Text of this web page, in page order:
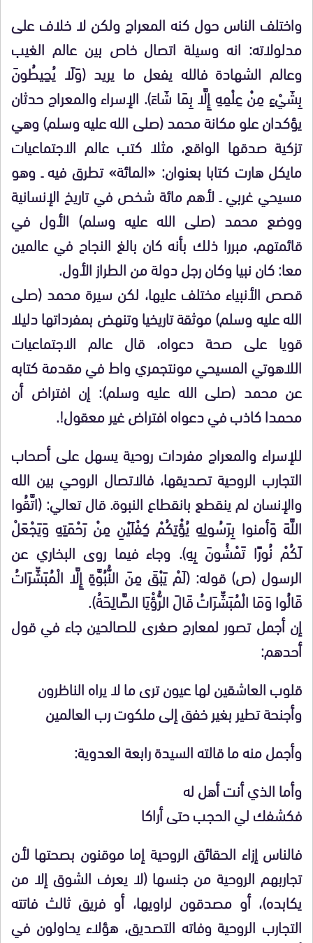
واختلف الناس حول كنه المعراج ولكن لا خلاف على
مدلولاته: انه وسيلة اتصال خاص بين عالم الغيب
وعالم الشهادة فالله يفعل ما يريد (وَلَا يُحِيطُونَ
بِشَيْءٍ مِنْ عِلْمِهِ إِلَّا بِمَا شَاءَ). الإسراء والمعراج حدثان
يؤكدان علو مكانة محمد (صلى الله عليه وسلم) وهي
تزكية صدقها الواقع، مثلا كتب عالم الاجتماعيات
مايكل هارت كتابا بعنوان: «المائة» تطرق فيه ـ وهو
مسيحي غربي ـ لأهم مائة شخص في تاريخ الإنسانية
ووضع محمد (صلى الله عليه وسلم) الأول في
قائمتهم، مبررا ذلك بأنه كان بالغ النجاح في عالمين
معا: كان نبيا وكان رجل دولة من الطراز الأول.
قصص الأنبياء مختلف عليها، لكن سيرة محمد (صلى
الله عليه وسلم) موثقة تاريخيا وتنهض بمفرداتها دليلا
قويا على صحة دعواه، قال عالم الاجتماعيات
اللاهوتي المسيحي مونتجمري واط في مقدمة كتابه
عن محمد (صلى الله عليه وسلم): إن افتراض أن
محمدا كاذب في دعواه افتراض غير معقول!.
للإسراء والمعراج مفردات روحية يسهل على أصحاب
التجارب الروحية تصديقها، فالاتصال الروحي بين الله
والإنسان لم ينقطع بانقطاع النبوة. قال تعالي: (اتَّقُوا
اللَّهَ وَأمنوا بِرَسُولِهِ يُؤْتِكُمْ كِفْلَيْنِ مِنْ رَحْمَتِهِ وَيَجْعَلْ
لَكُمْ نُورًا تَمْشُونَ بِهِ). وجاء فيما روى البخاري عن
الرسول (ص) قوله: (لَمْ يَبْقَ مِنَ النُّبُوَّةِ إِلَّا الْمُبَشِّرَاتُ
قَالُوا وَمَا الْمُبَشِّرَاتُ قَالَ الرُّؤْيَا الصَّالِحَةُ).
إن أجمل تصور لمعارج صغرى للصالحين جاء في قول
أحدهم:
قلوب العاشقين لها عيون ترى ما لا يراه الناظرون
وأجنحة تطير بغير خفق إلى ملكوت رب العالمين
وأجمل منه ما قالته السيدة رابعة العدوية:
وأما الذي أنت أهل له
فكشفك لي الحجب حتى أراكا
فالناس إزاء الحقائق الروحية إما موقنون بصحتها لأن
تجاربهم الروحية من جنسها (لا يعرف الشوق إلا من
يكابده)، أو مصدقون لراويها، أو فريق ثالث فاتته
التجارب الروحية وفاته التصديق، هؤلاء يحاولون في